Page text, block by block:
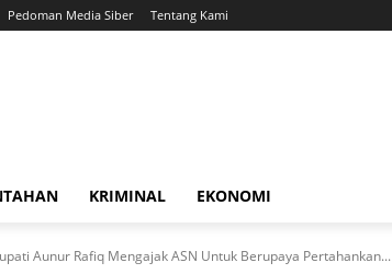
Pedoman Media Siber Tentang Kami
KRIMINAL EKONOMI
Aunur Rafiq Mengajak ASN Untuk Berupaya Pertahankan...